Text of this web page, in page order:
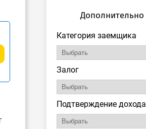
Дополнительно
Категория заемщика
Залог
Подтверждение дохода